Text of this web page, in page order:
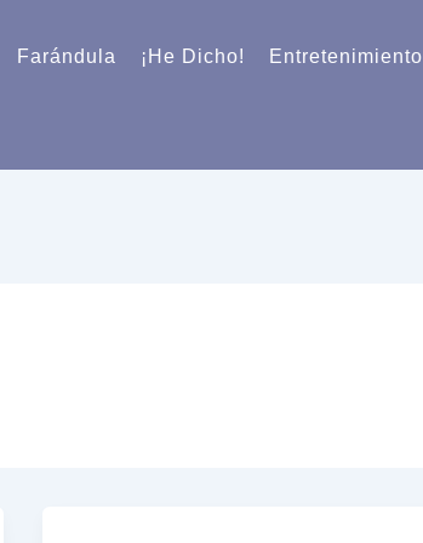
Farándula ¡He Dicho! Entretenimiento